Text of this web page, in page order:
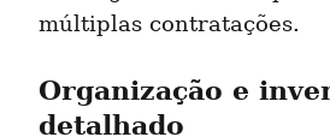
múltiplas contratações.
Organização e
detalhado